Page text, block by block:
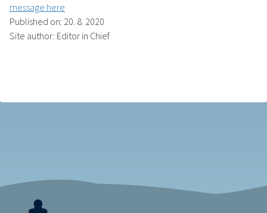
message here
Published on: 20. 8. 2020
Site author: Editor in Chief